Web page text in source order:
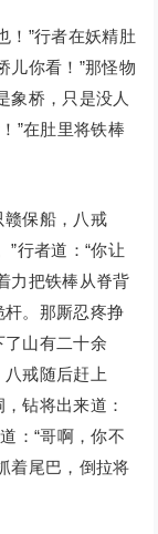
”行者在妖精肚
儿你看！”那怪物
象桥，只是没人
”在肚里将铁棒
保船，八戒
”行者道：“你让
力把铁棒从脊背
杆。那厮忍疼挣
山有二十余
戒随后赶上
钻将出来道：
：“哥啊，你不
着尾巴，倒拉将